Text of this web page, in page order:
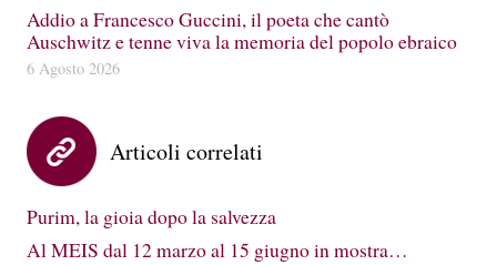
Addio a Francesco Guccini, il poeta che cantò
Auschwitz e tenne viva la memoria del popolo ebraico
6 Agosto 2026
Articoli correlati
Purim, la gioia dopo la salvezza
Al MEIS dal 12 marzo al 15 giugno in mostra…